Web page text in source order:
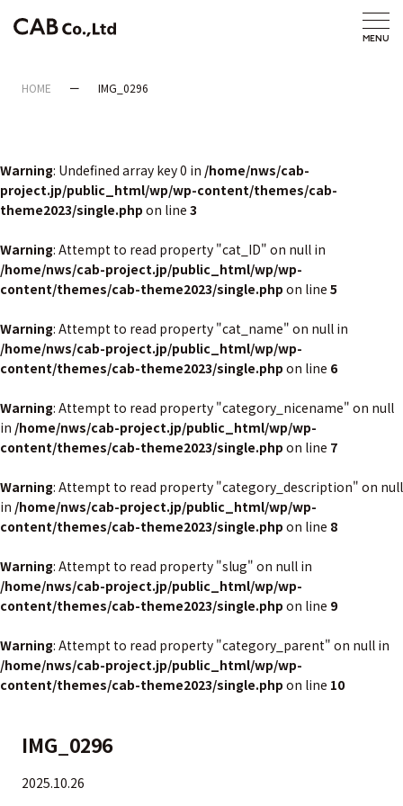
HOME IMG_0296
Warning: Undefined array key 0 in /home/nws/cab-
project.jp/public_html/wp/wp-content/themes/cab-
theme2023/single.php on line 3
Warning: Attempt to read property "cat_ID" on null in
/home/nws/cab-project.jp/public_html/wp/wp-
content/themes/cab-theme2023/single.php on line 5
Warning: Attempt to read property "cat_name" on null in
/home/nws/cab-project.jp/public_html/wp/wp-
content/themes/cab-theme2023/single.php on line 6
Warning: Attempt to read property "category_nicename" on null
in /home/nws/cab-project.jp/public_html/wp/wp-
content/themes/cab-theme2023/single.php on line 7
Warning: Attempt to read property "category_description" on null
in /home/nws/cab-project.jp/public_html/wp/wp-
content/themes/cab-theme2023/single.php on line 8
Warning: Attempt to read property "slug" on null in
/home/nws/cab-project.jp/public_html/wp/wp-
content/themes/cab-theme2023/single.php on line 9
Warning: Attempt to read property "category_parent" on null in
/home/nws/cab-project.jp/public_html/wp/wp-
content/themes/cab-theme2023/single.php on line 10
IMG_0296
2025.10.26